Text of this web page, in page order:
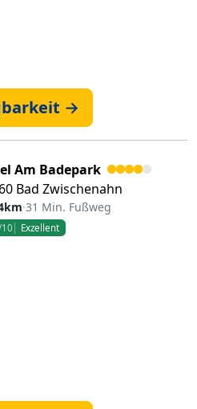
→
Am Badepark
Bad Zwischenahn
·31 Min. Fußweg
Exzellent